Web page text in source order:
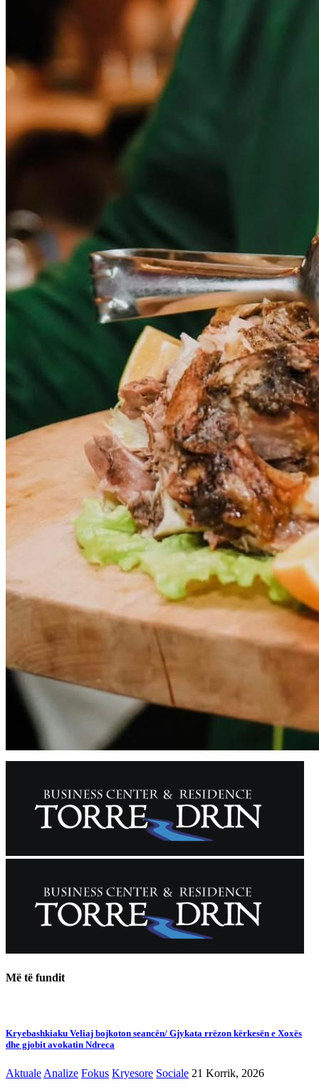
Më të fundit
Kryebashkiaku Veliaj bojkoton seancën/ Gjykata rrëzon kërkesën e Xoxës
dhe gjobit avokatin Ndreca
Aktuale Analize Fokus Kryesore Sociale 21 Korrik, 2026